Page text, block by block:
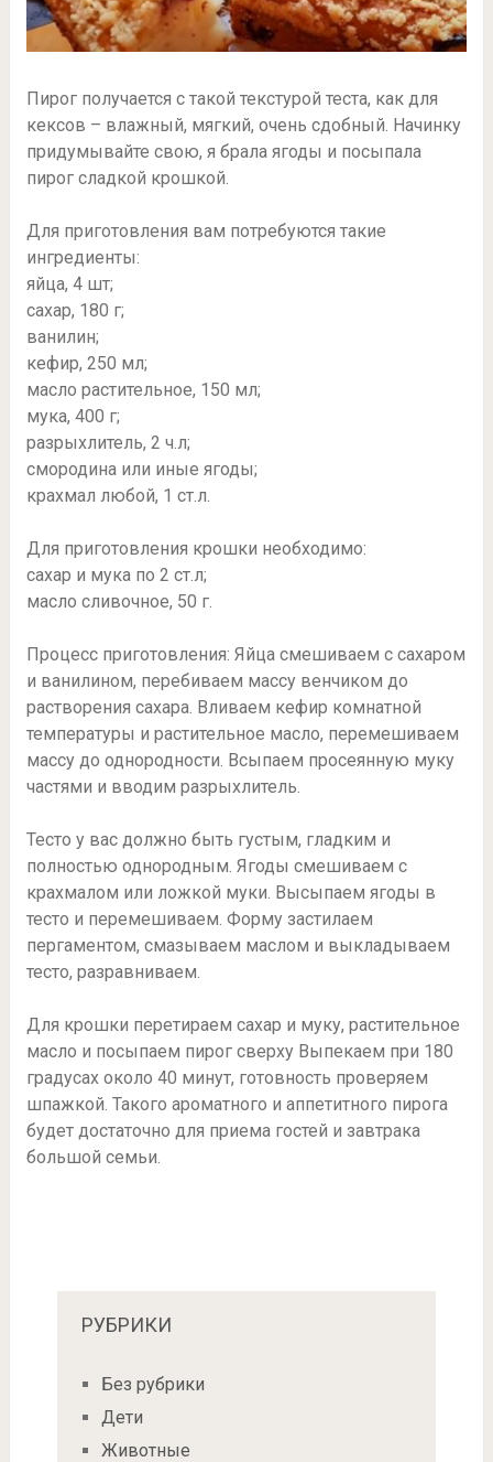
Пирог получается с такой текстурой теста, как для
кексов – влажный, мягкий, очень сдобный. Начинку
придумывайте свою, я брала ягоды и посыпала
пирог сладкой крошкой.
Для приготовления вам потребуются такие
ингредиенты:
яйца, 4 шт;
сахар, 180 г;
ванилин;
кефир, 250 мл;
масло растительное, 150 мл;
мука, 400 г;
разрыхлитель, 2 ч.л;
смородина или иные ягоды;
крахмал любой, 1 ст.л.
Для приготовления крошки необходимо:
сахар и мука по 2 ст.л;
масло сливочное, 50 г.
Процесс приготовления: Яйца смешиваем с сахаром
и ванилином, перебиваем массу венчиком до
растворения сахара. Вливаем кефир комнатной
температуры и растительное масло, перемешиваем
массу до однородности. Всыпаем просеянную муку
частями и вводим разрыхлитель.
Тесто у вас должно быть густым, гладким и
полностью однородным. Ягоды смешиваем с
крахмалом или ложкой муки. Высыпаем ягоды в
тесто и перемешиваем. Форму застилаем
пергаментом, смазываем маслом и выкладываем
тесто, разравниваем.
Для крошки перетираем сахар и муку, растительное
масло и посыпаем пирог сверху Выпекаем при 180
градусах около 40 минут, готовность проверяем
шпажкой. Такого ароматного и аппетитного пирога
будет достаточно для приема гостей и завтрака
большой семьи.
РУБРИКИ
Без рубрики
Дети
Животные